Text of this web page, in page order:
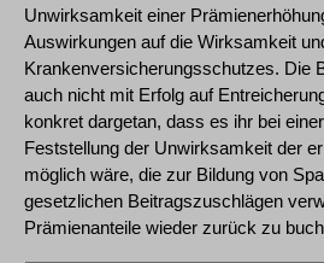
Unwirksamkeit einer
Auswirkungen auf die Wirksamkeit
Krankenversicherungsschutzes. Die
auch nicht mit Erfolg auf
konkret dargetan, dass es ihr bei
Feststellung der Unwirksamkeit der
möglich wäre, die zur Bildung von
gesetzlichen Beitragszuschlägen
Prämienanteile wieder zurück zu